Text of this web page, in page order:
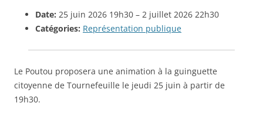
Date: 25 juin 2026 19h30 – 2 juillet 2026 22h30
Catégories: Représentation publique
Le Poutou proposera une animation à la guinguette
citoyenne de Tournefeuille le jeudi 25 juin à partir de
19h30.